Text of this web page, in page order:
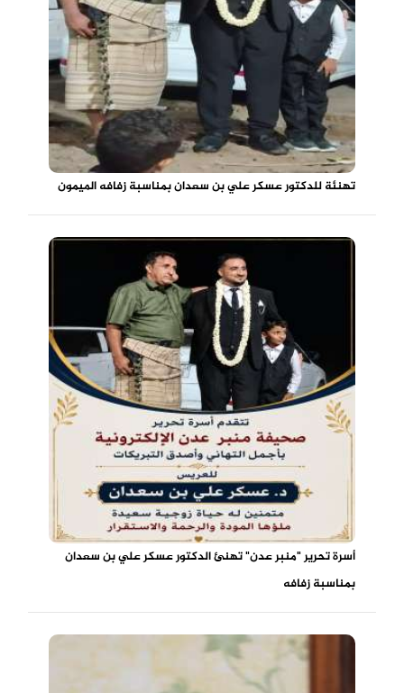
تهنئة للدكتور عسكر علي بن سعدان بمناسبة زفافه الميمون
أسرة تحرير "منبر عدن" تهنئ الدكتور عسكر علي بن سعدان
بمناسبة زفافه